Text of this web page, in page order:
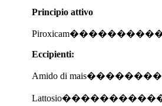
Principio attivo
Eccipienti:
Amido di